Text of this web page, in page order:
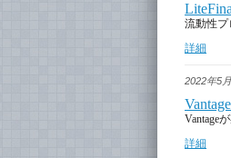
流動性プ
詳細
2022年5
Vantage
詳細